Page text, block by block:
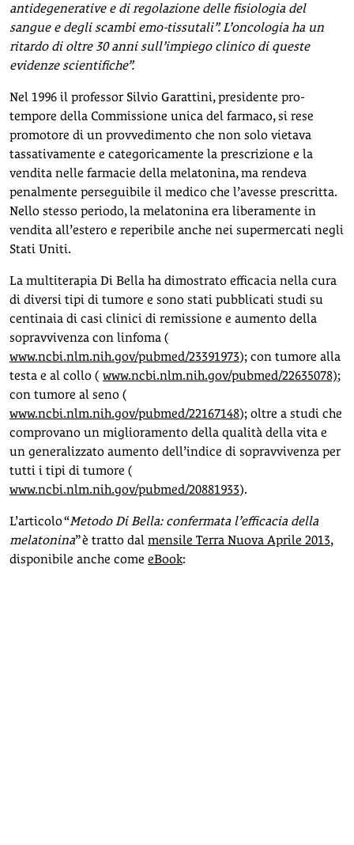
antidegenerative e di regolazione delle fisiologia del
sangue e degli scambi emo-tissutali”. L’oncologia ha un
ritardo di oltre 30 anni sull’impiego clinico di queste
evidenze scientifiche”.
Nel 1996 il professor Silvio Garattini, presidente pro-
tempore della Commissione unica del farmaco, si rese
promotore di un provvedimento che non solo vietava
tassativamente e categoricamente la prescrizione e la
vendita nelle farmacie della melatonina, ma rendeva
penalmente perseguibile il medico che l’avesse prescritta.
Nello stesso periodo, la melatonina era liberamente in
vendita all’estero e reperibile anche nei supermercati negli
Stati Uniti.
La multiterapia Di Bella ha dimostrato efficacia nella cura
di diversi tipi di tumore e sono stati pubblicati studi su
centinaia di casi clinici di remissione e aumento della
sopravvivenza con linfoma (
www.ncbi.nlm.nih.gov/pubmed/23391973); con tumore alla
testa e al collo ( www.ncbi.nlm.nih.gov/pubmed/22635078);
con tumore al seno (
www.ncbi.nlm.nih.gov/pubmed/22167148); oltre a studi che
comprovano un miglioramento della qualità della vita e
un generalizzato aumento dell’indice di sopravvivenza per
tutti i tipi di tumore (
www.ncbi.nlm.nih.gov/pubmed/20881933).
L’articolo “Metodo Di Bella: confermata l’efficacia della
melatonina” è tratto dal mensile Terra Nuova Aprile 2013,
disponibile anche come eBook: